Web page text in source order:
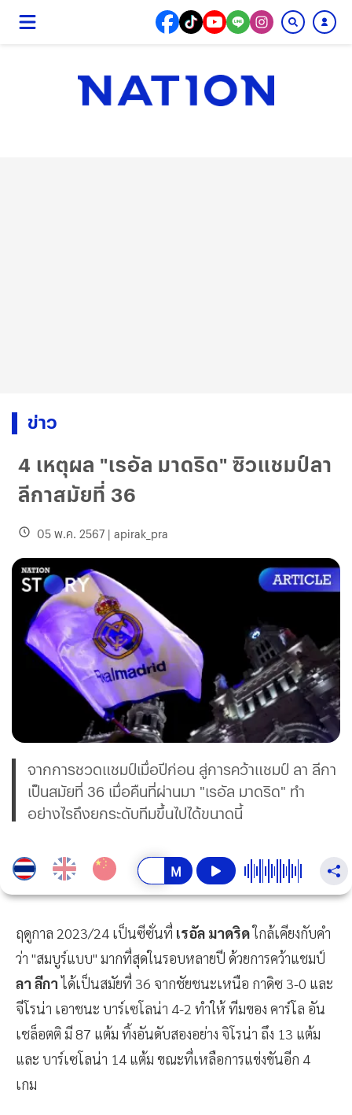
ข่าว
4 เหตุผล "เรอัล มาดริด" ซิวแชมป์ลา
ลีกาสมัยที่ 36
05 พ.ค. 2567 | apirak_pra
จากการชวดแชมป์เมื่อปีก่อน สู่การคว้าแชมป์ ลา ลีกา
เป็นสมัยที่ 36 เมื่อคืนที่ผ่านมา "เรอัล มาดริด" ทำ
อย่างไรถึงยกระดับทีมขึ้นไปได้ขนาดนี้
ฤดูกาล 2023/24 เป็นซีซั่นที่ เรอัล มาดริดใกล้เคียงกับคำ
ว่า "สมบูร์แบบ" มากที่สุดในรอบหลายปี ด้วยการคว้าแชมป์
ลา ลีกาได้เป็นสมัยที่ 36 จากชัยชนะเหนือ กาดิซ 3-0 และ
จีโรน่า เอาชนะ บาร์เซโลน่า 4-2 ทำให้ ทีมของ คาร์โล อัน
เชล็อตติ มี 87 แต้ม ทิ้งอันดับสองอย่าง จิโรน่า ถึง 13 แต้ม
และ บาร์เซโลน่า 14 แต้ม ขณะที่เหลือการแข่งขันอีก 4
เกม